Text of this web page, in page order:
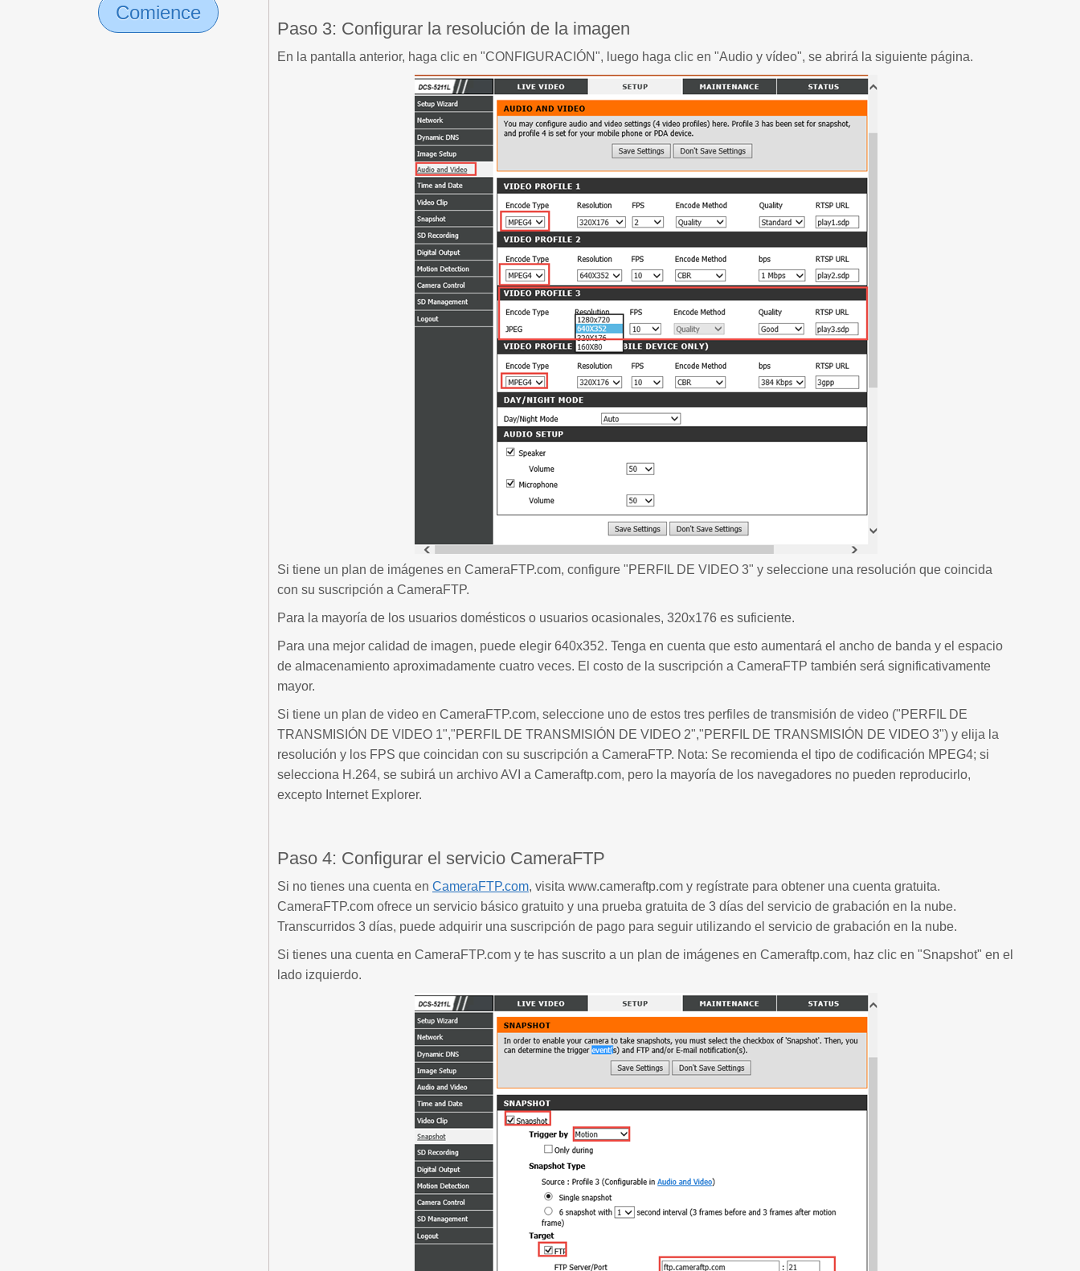
Comience
Paso 3: Configurar la resolución de la imagen
En la pantalla anterior, haga clic en "CONFIGURACIÓN", luego haga clic en "Audio y vídeo", se abrirá la siguiente página.
Si tiene un plan de imágenes en CameraFTP.com, configure "PERFIL DE VIDEO 3" y seleccione una resolución que coincida
con su suscripción a CameraFTP.
Para la mayoría de los usuarios domésticos o usuarios ocasionales, 320x176 es suficiente.
Para una mejor calidad de imagen, puede elegir 640x352. Tenga en cuenta que esto aumentará el ancho de banda y el espacio
de almacenamiento aproximadamente cuatro veces. El costo de la suscripción a CameraFTP también será significativamente
mayor.
Si tiene un plan de video en CameraFTP.com, seleccione uno de estos tres perfiles de transmisión de video ("PERFIL DE
TRANSMISIÓN DE VIDEO 1","PERFIL DE TRANSMISIÓN DE VIDEO 2","PERFIL DE TRANSMISIÓN DE VIDEO 3") y elija la
resolución y los FPS que coincidan con su suscripción a CameraFTP. Nota: Se recomienda el tipo de codificación MPEG4; si
selecciona H.264, se subirá un archivo AVI a Cameraftp.com, pero la mayoría de los navegadores no pueden reproducirlo,
excepto Internet Explorer.
Paso 4: Configurar el servicio CameraFTP
Si no tienes una cuenta en CameraFTP.com, visita www.cameraftp.com y regístrate para obtener una cuenta gratuita.
CameraFTP.com ofrece un servicio básico gratuito y una prueba gratuita de 3 días del servicio de grabación en la nube.
Transcurridos 3 días, puede adquirir una suscripción de pago para seguir utilizando el servicio de grabación en la nube.
Si tienes una cuenta en CameraFTP.com y te has suscrito a un plan de imágenes en Cameraftp.com, haz clic en "Snapshot" en el
lado izquierdo.